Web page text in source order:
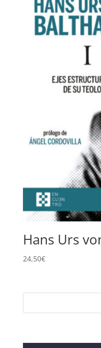
Hans Urs
24,50€